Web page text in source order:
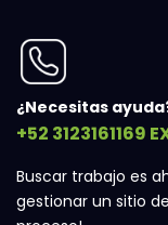
¿Necesitas
+52 3123161169
Buscar trabajo es
gestionar un sitio